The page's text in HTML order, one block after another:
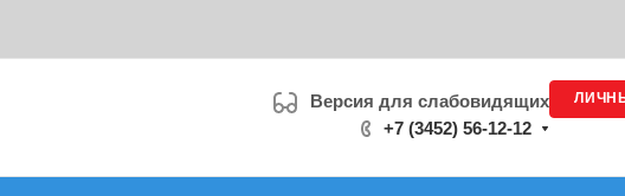
Версия для слабовидящих
+7 (3452) 56-12-12